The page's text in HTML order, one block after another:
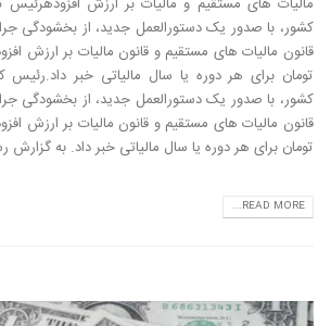
کشور، با صدور یک دستورالعمل جدید، از بخشودگی
قانون مالیات های مستقیم و قانون مالیات بر ارزش
تومان برای هر دوره یا سال مالیاتی خبر داد.رئیس
کشور، با صدور یک دستورالعمل جدید، از بخشودگی
قانون مالیات های مستقیم و قانون مالیات بر ارزش
تومان برای هر دوره یا سال مالیاتی خبر داد. به گزارش
READ MORE...